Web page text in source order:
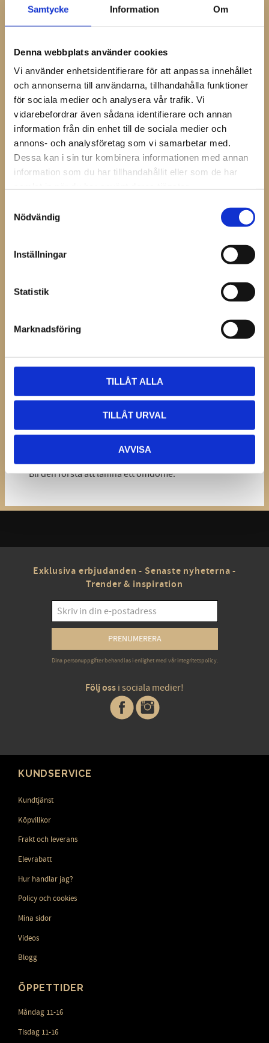
Samtycke Information Om
Denna webbplats använder cookies
Vi använder enhetsidentifierare för att anpassa innehållet
och annonserna till användarna, tillhandahålla funktioner
för sociala medier och analysera vår trafik. Vi
vidarebefordrar även sådana identifierare och annan
information från din enhet till de sociala medier och
annons- och analysföretag som vi samarbetar med.
Dessa kan i sin tur kombinera informationen med annan
information som du har tillhandahållit eller som de har
Nödvändig
Inställningar
Statistik
Marknadsföring
TILLÅT ALLA
TILLÅT URVAL
AVVISA
Funktion: Optimerad för precisionsarbete och
formning av metall.
och motståndskraft.
Design: Perfekt balanserad för minimal
belastning och maximal kontroll.
Specifikationer
Modell Längd
Cross Pein 420 mm
kombinerar funktionalitet, hållbarhet och ergonomisk
Du
Bli den första att lämna ett omdöme.
Exklusiva erbjudanden - Senaste nyheterna -
Trender & inspiration
PRENUMERERA
Dina personuppgifter behandlas i enlighet med vårintegritetspolicy.
Följ oss i sociala medier!
KUNDSERVICE
Kundtjänst
Köpvillkor
Frakt och leverans
Elevrabatt
Hur handlar jag?
Policy och cookies
Mina sidor
Videos
Blogg
ÖPPETTIDER
Måndag 11-16
Tisdag 11-16